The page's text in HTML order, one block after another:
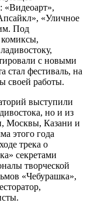
«Видеоарт»,
«Уличное
Под
комиксы,
с новыми
стал фестиваль, на
своей работы.
выступили
но и из
Москвы, Казани и
этого года
трека о
секретами
творческой
«Чебурашка»,